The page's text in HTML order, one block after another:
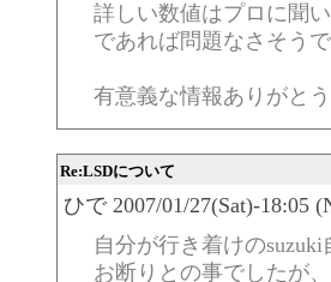
詳しい数値はプロに聞
であれば問題なさそう
有意義な情報ありがと
Re:LSDについて
ひで 2007/01/27(Sat)-18:05
自分が行き着けの
お断りとの事でしたが